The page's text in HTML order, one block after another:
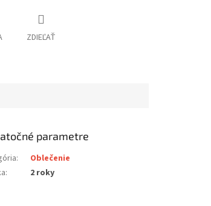
ZDIEĽAŤ
parametre
:
Oblečenie
: 2 roky